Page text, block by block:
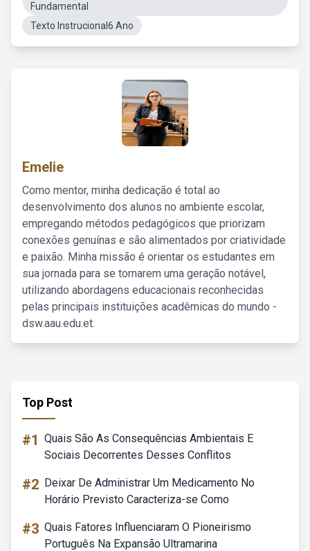
Fundamental
Texto Instrucional6 Ano
Emelie
Como mentor, minha dedicação é total ao
desenvolvimento dos alunos no ambiente escolar,
empregando métodos pedagógicos que priorizam
conexões genuínas e são alimentados por criatividade
e paixão. Minha missão é orientar os estudantes em
sua jornada para se tornarem uma geração notável,
utilizando abordagens educacionais reconhecidas
pelas principais instituições acadêmicas do mundo -
dsw.aau.edu.et.
Top Post
#1 Quais São As Consequências Ambientais E
Sociais Decorrentes Desses Conflitos
#2 Deixar De Administrar Um Medicamento No
Horário Previsto Caracteriza-se Como
#3 Quais Fatores Influenciaram O Pioneirismo
Português Na Expansão Ultramarina